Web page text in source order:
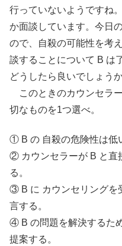
行っていないようですね
か面談しています。今日
ので、自殺の可能性を考
談することについて B は
どうしたら良いでしょう
このときのカウンセラ
切なものを1つ選べ。
① B の 自殺の危険性は低
② カウンセラーが B と直
る。
③ B に カウンセリングを
言する。
④ B の問題を解決するた
提案する。